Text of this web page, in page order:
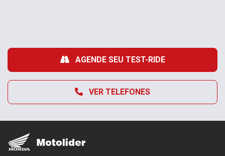
VER TELEFONES
AGENDE SEU TEST-RIDE